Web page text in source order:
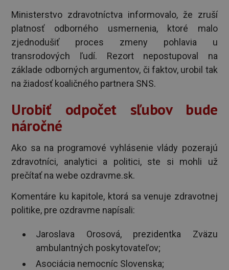
Ministerstvo zdravotníctva informovalo, že zruší
platnosť odborného usmernenia, ktoré malo
zjednodušiť proces zmeny pohlavia u
transrodových ľudí. Rezort nepostupoval na
základe odborných argumentov, či faktov, urobil tak
na žiadosť koaličného partnera SNS.
Urobiť odpočet sľubov bude
náročné
Ako sa na programové vyhlásenie vlády pozerajú
zdravotníci, analytici a politici, ste si mohli už
prečítať na webe ozdravme.sk.
Komentáre ku kapitole, ktorá sa venuje zdravotnej
politike, pre ozdravme napísali:
Jaroslava Orosová, prezidentka Zväzu
ambulantných poskytovateľov;
Asociácia nemocníc Slovenska;